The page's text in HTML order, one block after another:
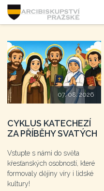
07. 08. 2026
CYKLUS KATECHEZÍ
ZA PŘÍBĚHY SVATÝCH
Vstupte s námi do světa
křesťanských osobností, které
formovaly dějiny víry i lidské
kultury!